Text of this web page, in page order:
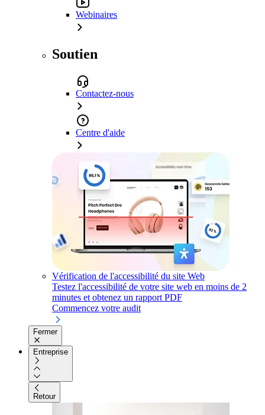
Webinaires
Soutien
Contactez-nous
Centre d'aide
Vérification de l'accessibilité du site Web
Testez l'accessibilité de votre site web en moins de 2
minutes et obtenez un rapport PDF
Commencez votre audit
Fermer
Entreprise
Retour